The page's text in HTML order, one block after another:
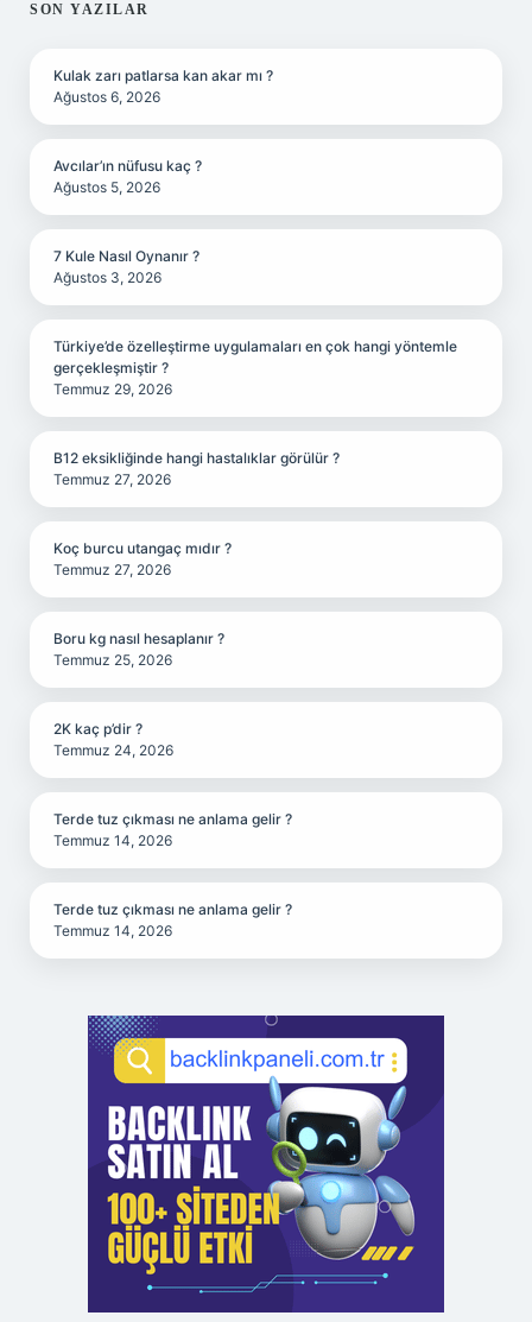
SIDEBAR
SON YAZILAR
Kulak zarı patlarsa kan akar mı ?
Ağustos 6, 2026
Avcılar’ın nüfusu kaç ?
Ağustos 5, 2026
7 Kule Nasıl Oynanır ?
Ağustos 3, 2026
Türkiye’de özelleştirme uygulamaları en çok hangi yöntemle
gerçekleşmiştir ?
Temmuz 29, 2026
B12 eksikliğinde hangi hastalıklar görülür ?
Temmuz 27, 2026
Koç burcu utangaç mıdır ?
Temmuz 27, 2026
Boru kg nasıl hesaplanır ?
Temmuz 25, 2026
2K kaç p’dir ?
Temmuz 24, 2026
Terde tuz çıkması ne anlama gelir ?
Temmuz 14, 2026
Terde tuz çıkması ne anlama gelir ?
Temmuz 14, 2026